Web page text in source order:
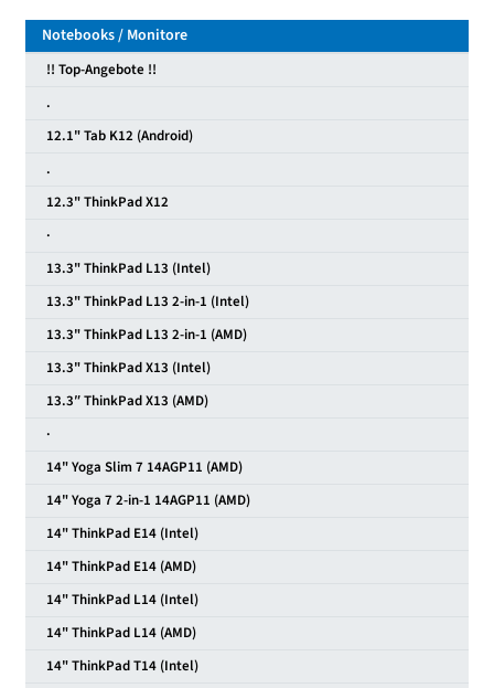
Notebooks / Monitore
!! Top-Angebote !!
.
12.1" Tab K12 (Android)
.
12.3" ThinkPad X12
·
13.3" ThinkPad L13 (Intel)
13.3" ThinkPad L13 2-in-1 (Intel)
13.3" ThinkPad L13 2-in-1 (AMD)
13.3" ThinkPad X13 (Intel)
13.3″ ThinkPad X13 (AMD)
·
14" Yoga Slim 7 14AGP11 (AMD)
14" Yoga 7 2-in-1 14AGP11 (AMD)
14" ThinkPad E14 (Intel)
14" ThinkPad E14 (AMD)
14" ThinkPad L14 (Intel)
14" ThinkPad L14 (AMD)
14" ThinkPad T14 (Intel)